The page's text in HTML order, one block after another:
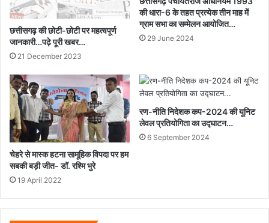
छत्तीसगढ़ की छोटी-छोटी पर महत्वपूर्ण
जानकारी…पढ़े पूरी खबर…
21 December 2023
की धारा-6 के तहत प्रत्येक तीन माह में
ग्राम सभा का सम्मेलन आयोजित…
29 June 2024
चेहरे से मास्क हटना सामूहिक विपदा पर हम
सबकी बड़ी जीत- डॉ. रश्मि भुरे
19 April 2022
रण-नीति निदेशक कप-2024 की यूनिट
लेवल प्रतियोगिता का उद्घाटन…
6 September 2024